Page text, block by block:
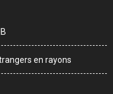
en rayons